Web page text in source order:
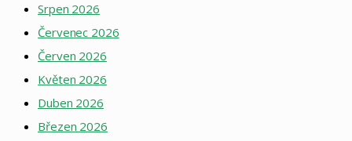
Srpen 2026
Červenec 2026
Červen 2026
Květen 2026
Duben 2026
Březen 2026